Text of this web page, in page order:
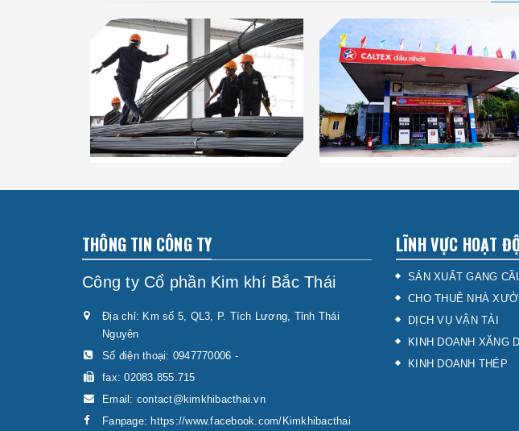
THÔNG TIN CÔNG TY
Công ty Cổ phần Kim khí Bắc Thái
Địa chỉ: Km số 5, QL3, P. Tích Lương, Tỉnh Thái
Nguyên
Số điện thoại: 0947770006 -
fax: 02083.855.715
Email: contact@kimkhibacthai.vn
Fanpage: https://www.facebook.com/Kimkhibacthai
LĨNH VỰC HOẠT
SẢN XUẤT GANG
CHO THUÊ NHÀ
DỊCH VỤ VẬN TẢI
KINH DOANH XĂNG
KINH DOANH THÉP